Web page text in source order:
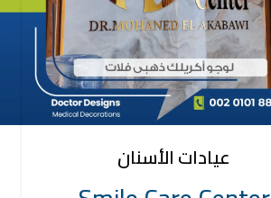
عيادات الأسنان